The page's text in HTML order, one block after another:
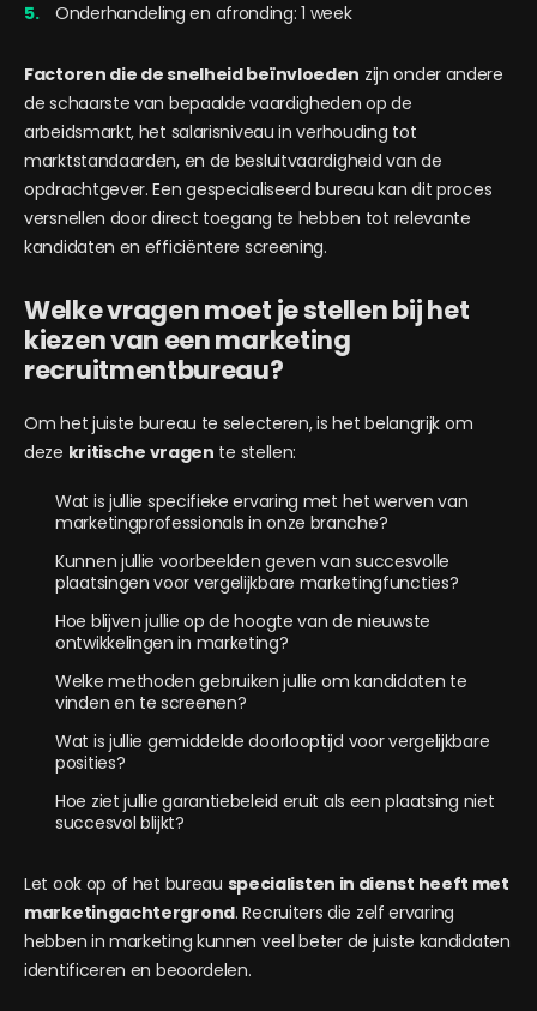
Onderhandeling en afronding: 1 week
Factoren die de snelheid beïnvloeden zijn onder andere
de schaarste van bepaalde vaardigheden op de
arbeidsmarkt, het salarisniveau in verhouding tot
marktstandaarden, en de besluitvaardigheid van de
opdrachtgever. Een gespecialiseerd bureau kan dit proces
versnellen door direct toegang te hebben tot relevante
kandidaten en efficiëntere screening.
Welke vragen moet je stellen bij het
kiezen van een marketing
recruitmentbureau?
Om het juiste bureau te selecteren, is het belangrijk om
deze kritische vragen te stellen:
Wat is jullie specifieke ervaring met het werven van
marketingprofessionals in onze branche?
Kunnen jullie voorbeelden geven van succesvolle
plaatsingen voor vergelijkbare marketingfuncties?
Hoe blijven jullie op de hoogte van de nieuwste
ontwikkelingen in marketing?
Welke methoden gebruiken jullie om kandidaten te
vinden en te screenen?
Wat is jullie gemiddelde doorlooptijd voor vergelijkbare
posities?
Hoe ziet jullie garantiebeleid eruit als een plaatsing niet
succesvol blijkt?
Let ook op of het bureau specialisten in dienst heeft met
marketingachtergrond. Recruiters die zelf ervaring
hebben in marketing kunnen veel beter de juiste kandidaten
identificeren en beoordelen.